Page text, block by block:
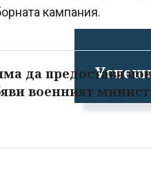
кампания.
да предоставя
военният